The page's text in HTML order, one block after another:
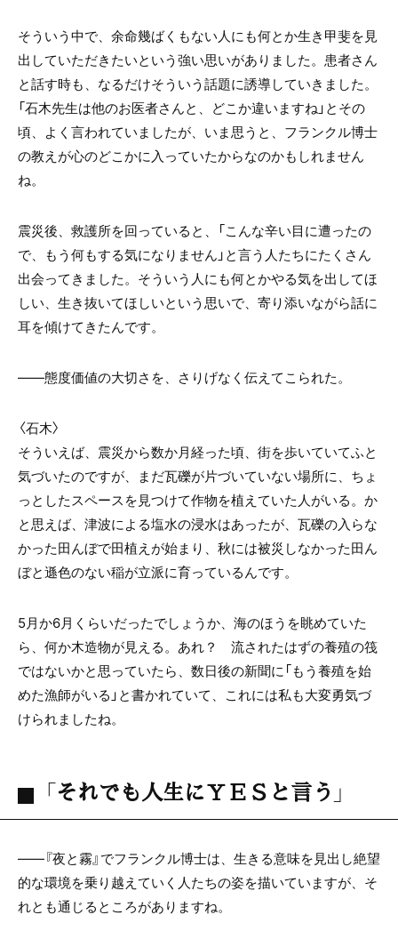
そういう中で、余命幾ばくもない人にも何とか生き甲斐を見
出していただきたいという強い思いがありました。患者さん
と話す時も、なるだけそういう話題に誘導していきました。
「石木先生は他のお医者さんと、どこか違いますね」とその
頃、よく言われていましたが、いま思うと、フランクル博士
の教えが心のどこかに入っていたからなのかもしれません
ね。
震災後、救護所を回っていると、「こんな辛い目に遭ったの
で、もう何もする気になりません」と言う人たちにたくさん
出会ってきました。そういう人にも何とかやる気を出してほ
しい、生き抜いてほしいという思いで、寄り添いながら話に
耳を傾けてきたんです。
――態度価値の大切さを、さりげなく伝えてこられた。
〈石木〉
そういえば、震災から数か月経った頃、街を歩いていてふと
気づいたのですが、まだ瓦礫が片づいていない場所に、ちょ
っとしたスペースを見つけて作物を植えていた人がいる。か
と思えば、津波による塩水の浸水はあったが、瓦礫の入らな
かった田んぼで田植えが始まり、秋には被災しなかった田ん
ぼと遜色のない稲が立派に育っているんです。
5月か6月くらいだったでしょうか、海のほうを眺めていた
ら、何か木造物が見える。あれ？ 流されたはずの養殖の筏
ではないかと思っていたら、数日後の新聞に「もう養殖を始
めた漁師がいる」と書かれていて、これには私も大変勇気づ
けられましたね。
「それでも人生にＹＥＳと言う」
――『夜と霧』でフランクル博士は、生きる意味を見出し絶望
的な環境を乗り越えていく人たちの姿を描いていますが、そ
れとも通じるところがありますね。